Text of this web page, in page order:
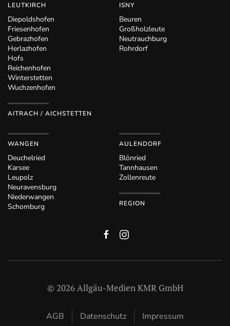
LEUTKIRCH
Diepoldshofen
Friesenhofen
Gebrazhofen
Herlazhofen
Hofs
Reichenhofen
Winterstetten
Wuchzenhofen
AITRACH / AICHSTETTEN
ISNY
Beuren
Großholzleute
Neutrauchburg
Rohrdorf
WANGEN
Deuchelried
Karsee
Leupolz
Neuravensburg
Niederwangen
Schomburg
AULENDORF
Blönried
Tannhausen
Zollenreute
REGION
© 2026Allgäu-Medien KMR GmbH
AGB Datenschutz Impressum